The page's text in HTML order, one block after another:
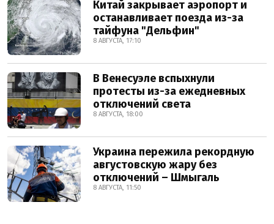
Китай закрывает аэропорт и
останавливает поезда из-за
тайфуна "Дельфин"
8 АВГУСТА, 17:10
В Венесуэле вспыхнули
протесты из-за ежедневных
отключений света
8 АВГУСТА, 18:00
Украина пережила рекордную
августовскую жару без
отключений – Шмыгаль
8 АВГУСТА, 11:50